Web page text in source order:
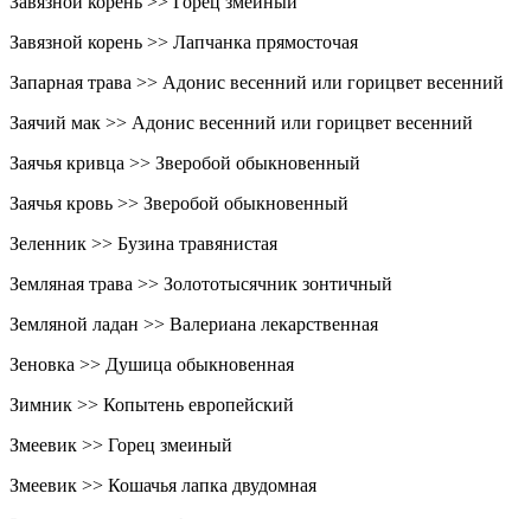
Завязной корень >> Лапчанка прямосточая
Запарная трава >> Адонис весенний или горицвет весенний
Заячий мак >> Адонис весенний или горицвет весенний
Заячья кривца >> Зверобой обыкновенный
Заячья кровь >> Зверобой обыкновенный
Зеленник >> Бузина травянистая
Земляная трава >> Золототысячник зонтичный
Земляной ладан >> Валериана лекарственная
Зеновка >> Душица обыкновенная
Зимник >> Копытень европейский
Змеевик >> Горец змеиный
Змеевик >> Кошачья лапка двудомная